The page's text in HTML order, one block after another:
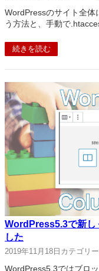
WordPressのサイト全体
う方法と、手動で
続きを読む
WordPress5.3で新し
した
2019年11月18日 カテゴリ
WordPress5.3ではブロ